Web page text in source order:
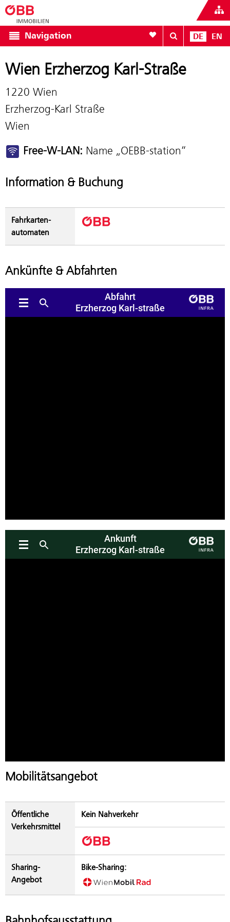
Navigation Zur Favoritenliste
DE EN
Wien Erzherzog Karl-Straße
1220 Wien
Erzherzog-Karl Straße
Wien
Free-W-LAN: Name „OEBB-station“
Information & Buchung
Fahrkarten­
automaten
Ankünfte & Abfahrten
Mobilitätsangebot
Öffentliche
Verkehrsmittel
Kein Nahverkehr
Sharing-
Angebot
Bike-Sharing: